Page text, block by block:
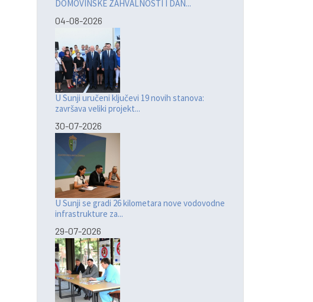
DOMOVINSKE ZAHVALNOSTI I DAN...
04-08-2026
U Sunji uručeni ključevi 19 novih stanova:
završava veliki projekt...
30-07-2026
U Sunji se gradi 26 kilometara nove vodovodne
infrastrukture za...
29-07-2026